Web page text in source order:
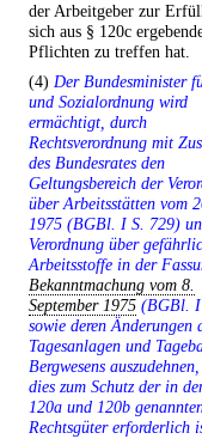
der Arbeitgeber zur
sich aus § 120c
Pflichten zu treffen hat.
(4) Der Bundesminister
und Sozialordnung wird
ermächtigt, durch
Rechtsverordnung mit
des Bundesrates den
Geltungsbereich der
über Arbeitsstätten vom
1975 (BGBl. I S. 729)
Verordnung über
Arbeitsstoffe in der
Bekanntmachung vom 8.
September 1975 (BGBl. I
sowie deren Änderungen
Tagesanlagen und
Bergwesens
dies zum Schutz der in
120a und 120b
Rechtsgüter erforderlich